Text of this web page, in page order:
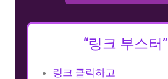
“링크 부스터”
링크 클릭하고